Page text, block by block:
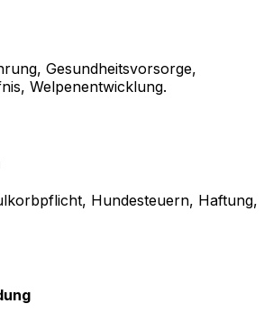
Gesundheitsvorsorge,
Welpenentwicklung.
Hundesteuern, Haftung,